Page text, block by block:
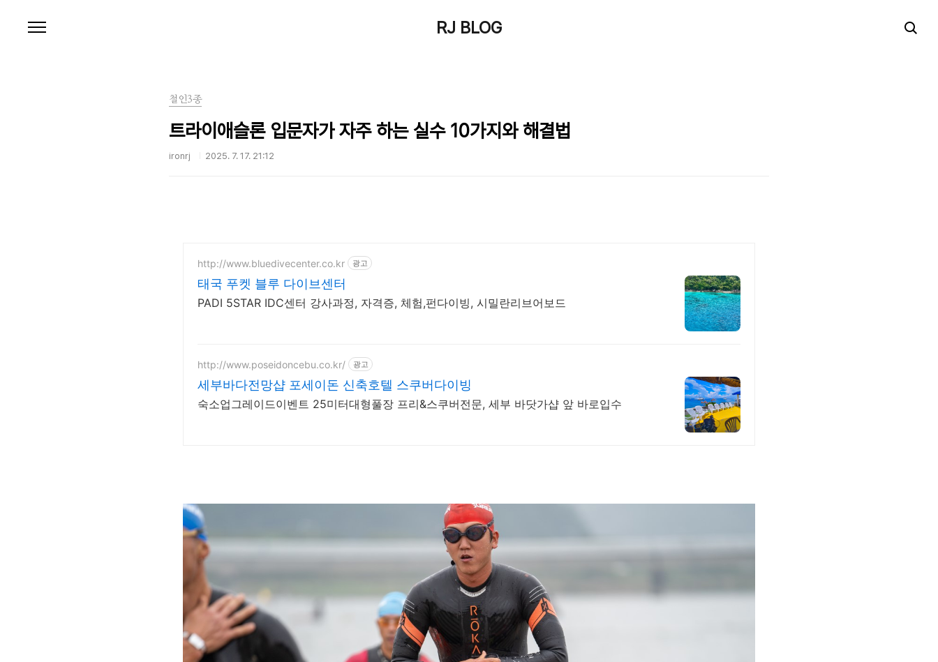
RJ BLOG
철인3종
트라이애슬론 입문자가 자주 하는 실수 10가지와 해결법
ironrj 2025. 7. 17. 21:12
http://www.bluedivecenter.co.kr 광고
태국 푸켓 블루 다이브센터
PADI 5STAR IDC센터 강사과정, 자격증, 체험,펀다이빙, 시밀란리브어보드
http://www.poseidoncebu.co.kr/ 광고
세부바다전망샵 포세이돈 신축호텔 스쿠버다이빙
숙소업그레이드이벤트 25미터대형풀장 프리&스쿠버전문, 세부 바닷가샵 앞 바로입수